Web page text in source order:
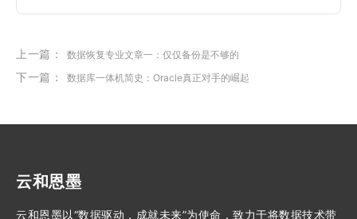
上一篇： 数据恢复专业文章一：仅仅备份是不够的
下一篇： 数据库一体机简史：Oracle真正对手的崛起
云和恩墨
云和恩墨以“数据驱动，成就未来”为使命，致力于将数据技术带